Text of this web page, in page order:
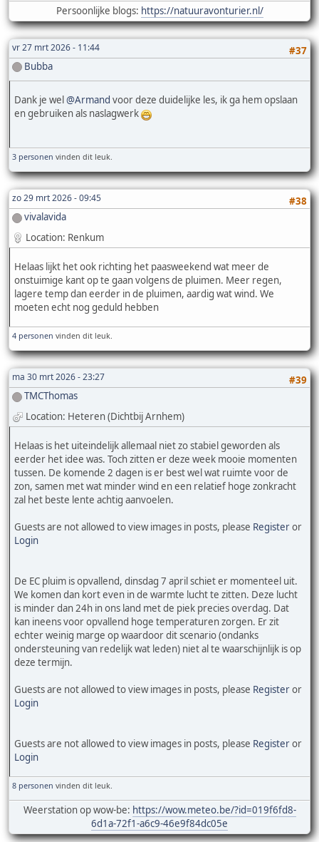
Persoonlijke blogs: https://natuuravonturier.nl/
vr 27 mrt 2026 - 11:44
#37
Bubba
Dank je wel @Armand voor deze duidelijke les, ik ga hem opslaan
en gebruiken als naslagwerk
3 personen vinden dit leuk.
zo 29 mrt 2026 - 09:45
#38
vivalavida
Location: Renkum
Helaas lijkt het ook richting het paasweekend wat meer de
onstuimige kant op te gaan volgens de pluimen. Meer regen,
lagere temp dan eerder in de pluimen, aardig wat wind. We
moeten echt nog geduld hebben
4 personen vinden dit leuk.
ma 30 mrt 2026 - 23:27
#39
TMCThomas
Location: Heteren (Dichtbij Arnhem)
Helaas is het uiteindelijk allemaal niet zo stabiel geworden als
eerder het idee was. Toch zitten er deze week mooie momenten
tussen. De komende 2 dagen is er best wel wat ruimte voor de
zon, samen met wat minder wind en een relatief hoge zonkracht
zal het beste lente achtig aanvoelen.
Guests are not allowed to view images in posts, please Registeror
Login
De EC pluim is opvallend, dinsdag 7 april schiet er momenteel uit.
We komen dan kort even in de warmte lucht te zitten. Deze lucht
is minder dan 24h in ons land met de piek precies overdag. Dat
kan ineens voor opvallend hoge temperaturen zorgen. Er zit
echter weinig marge op waardoor dit scenario (ondanks
ondersteuning van redelijk wat leden) niet al te waarschijnlijk is op
deze termijn.
Guests are not allowed to view images in posts, please Registeror
Login
Guests are not allowed to view images in posts, please Registeror
Login
8 personen vinden dit leuk.
Weerstation op wow-be: https://wow.meteo.be/?id=019f6fd8-
6d1a-72f1-a6c9-46e9f84dc05e